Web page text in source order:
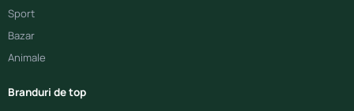
Sport
Bazar
Animale
Branduri de top